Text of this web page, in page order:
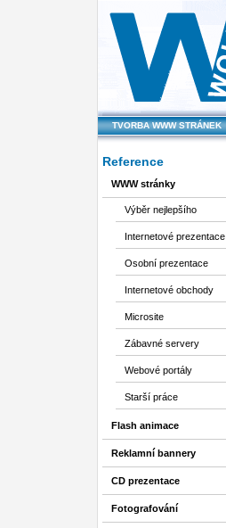
TVORBA WWW STRÁNEK
Reference
WWW stránky
Výběr nejlepšího
Internetové prezentace
Osobní prezentace
Internetové obchody
Microsite
Zábavné servery
Webové portály
Starší práce
Flash animace
Reklamní bannery
CD prezentace
Fotografování